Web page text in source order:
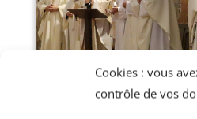
Cookies : vous
contrôle de vos